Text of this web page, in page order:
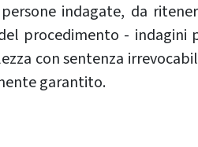
indagate, da
procedimento - indagini
con sentenza
garantito.